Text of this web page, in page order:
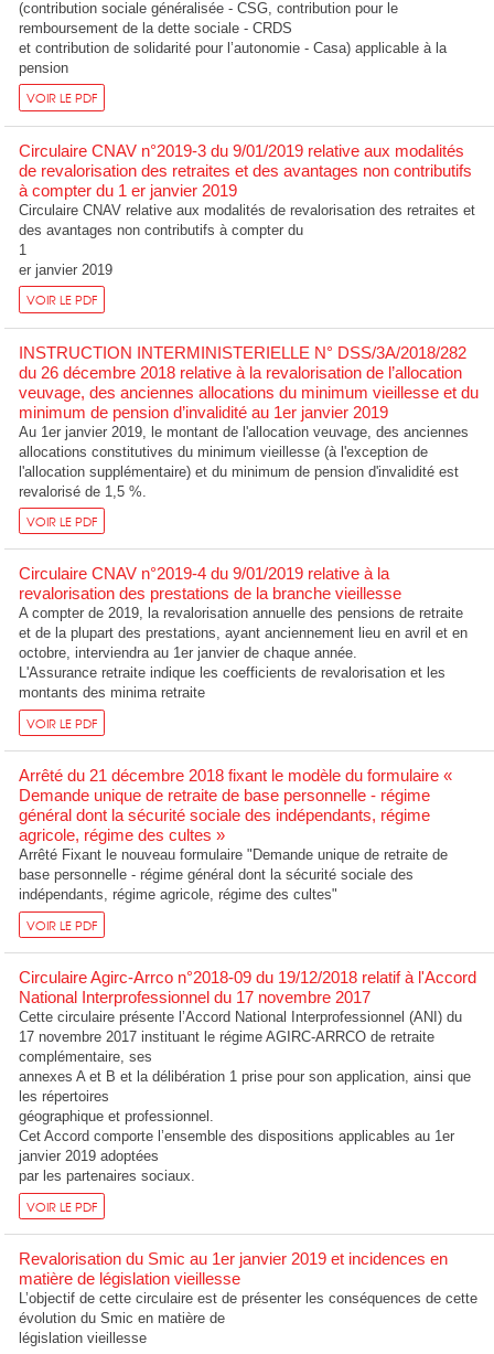
(contribution sociale généralisée - CSG, contribution pour le
remboursement de la dette sociale - CRDS
et contribution de solidarité pour l’autonomie - Casa) applicable à la
pension
VOIR LE PDF
Circulaire CNAV n°2019-3 du 9/01/2019 relative aux modalités
de revalorisation des retraites et des avantages non contributifs
à compter du 1 er janvier 2019
Circulaire CNAV relative aux modalités de revalorisation des retraites et
des avantages non contributifs à compter du
1
er janvier 2019
VOIR LE PDF
INSTRUCTION INTERMINISTERIELLE N° DSS/3A/2018/282
du 26 décembre 2018 relative à la revalorisation de l’allocation
veuvage, des anciennes allocations du minimum vieillesse et du
minimum de pension d’invalidité au 1er janvier 2019
Au 1er janvier 2019, le montant de l'allocation veuvage, des anciennes
allocations constitutives du minimum vieillesse (à l'exception de
l'allocation supplémentaire) et du minimum de pension d'invalidité est
revalorisé de 1,5 %.
VOIR LE PDF
Circulaire CNAV n°2019-4 du 9/01/2019 relative à la
revalorisation des prestations de la branche vieillesse
A compter de 2019, la revalorisation annuelle des pensions de retraite
et de la plupart des prestations, ayant anciennement lieu en avril et en
octobre, interviendra au 1er janvier de chaque année.
L'Assurance retraite indique les coefficients de revalorisation et les
montants des minima retraite
VOIR LE PDF
Arrêté du 21 décembre 2018 fixant le modèle du formulaire «
Demande unique de retraite de base personnelle - régime
général dont la sécurité sociale des indépendants, régime
agricole, régime des cultes »
Arrêté Fixant le nouveau formulaire "Demande unique de retraite de
base personnelle - régime général dont la sécurité sociale des
indépendants, régime agricole, régime des cultes"
VOIR LE PDF
Circulaire Agirc-Arrco n°2018-09 du 19/12/2018 relatif à l'Accord
National Interprofessionnel du 17 novembre 2017
Cette circulaire présente l’Accord National Interprofessionnel (ANI) du
17 novembre 2017 instituant le régime AGIRC-ARRCO de retraite
complémentaire, ses
annexes A et B et la délibération 1 prise pour son application, ainsi que
les répertoires
géographique et professionnel.
Cet Accord comporte l’ensemble des dispositions applicables au 1er
janvier 2019 adoptées
par les partenaires sociaux.
VOIR LE PDF
Revalorisation du Smic au 1er janvier 2019 et incidences en
matière de législation vieillesse
L’objectif de cette circulaire est de présenter les conséquences de cette
évolution du Smic en matière de
législation vieillesse